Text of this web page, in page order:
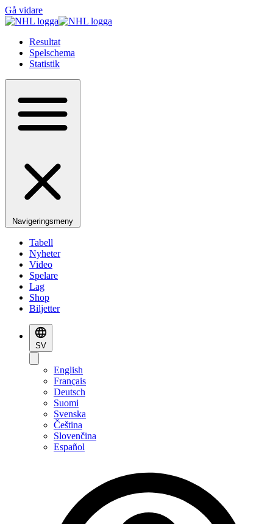
Gå vidare
Resultat
Spelschema
Statistik
Navigeringsmeny
Tabell
Nyheter
Video
Spelare
Lag
Shop
Biljetter
SV
English
Français
Deutsch
Suomi
Svenska
Čeština
Slovenčina
Español